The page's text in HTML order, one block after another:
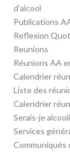
d’alcool
Publications
Reflexion
Reunions
Réunions AA
Calendrier
Liste des
Calendrier
Serais-je
Services
Communiqués